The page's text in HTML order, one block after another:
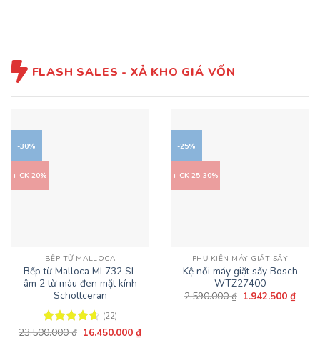
FLASH SALES - XẢ KHO GIÁ VỐN
-30%
+ CK 20%
BẾP TỪ MALLOCA
Bếp từ Malloca MI 732 SL
âm 2 từ màu đen mặt kính
Schottceran
Được xếp
(22)
23.500.000₫ Giá
16.450.000₫Giá
-25%
+ CK 25-30%
PHỤ KIỆN MÁY GIẶT SẤY
Kệ nối máy giặt sấy Bosch
WTZ27400
2.590.000₫ Giá
1.942.500₫Giá